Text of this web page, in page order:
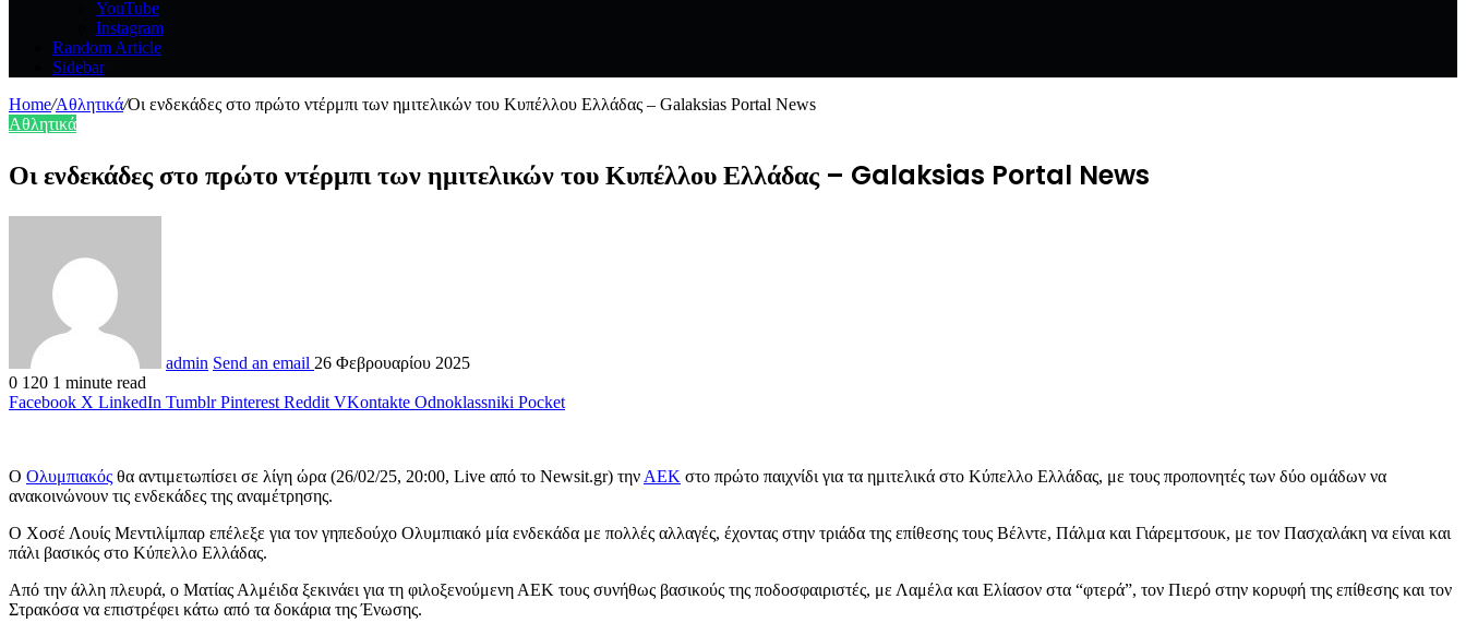
YouTube
Instagram
Random Article
Sidebar
Home/Αθλητικά/Οι ενδεκάδες στο πρώτο ντέρμπι των ημιτελικών του Κυπέλλου Ελλάδας – Galaksias Portal News
Αθλητικά
Οι ενδεκάδες στο πρώτο ντέρμπι των ημιτελικών του Κυπέλλου Ελλάδας – Galaksias Portal News
admin Send an email 26 Φεβρουαρίου 2025
0 120 1 minute read
Facebook X LinkedIn Tumblr Pinterest Reddit VKontakte Odnoklassniki Pocket
Ο Ολυμπιακός θα αντιμετωπίσει σε λίγη ώρα (26/02/25, 20:00, Live από το Newsit.gr) την ΑΕΚ στο πρώτο παιχνίδι για τα ημιτελικά στο Κύπελλο Ελλάδας, με τους προπονητές των δύο ομάδων να
ανακοινώνουν τις ενδεκάδες της αναμέτρησης.
Ο Χοσέ Λουίς Μεντιλίμπαρ επέλεξε για τον γηπεδούχο Ολυμπιακό μία ενδεκάδα με πολλές αλλαγές, έχοντας στην τριάδα της επίθεσης τους Βέλντε, Πάλμα και Γιάρεμτσουκ, με τον Πασχαλάκη να είναι και
πάλι βασικός στο Κύπελλο Ελλάδας.
Από την άλλη πλευρά, ο Ματίας Αλμέιδα ξεκινάει για τη φιλοξενούμενη ΑΕΚ τους συνήθως βασικούς της ποδοσφαιριστές, με Λαμέλα και Ελίασον στα “φτερά”, τον Πιερό στην κορυφή της επίθεσης και τον
Στρακόσα να επιστρέφει κάτω από τα δοκάρια της Ένωσης.